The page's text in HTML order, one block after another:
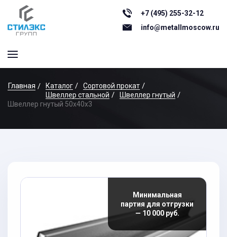
+7 (495) 255-32-12
info@metallmoscow.ru
Главная Каталог
Сортовой прокат
Швеллер стальной
Швеллер гнутый
Швеллер гнутый 50x40x3
Минимальная
партия для отгрузки
— 10 000 руб.